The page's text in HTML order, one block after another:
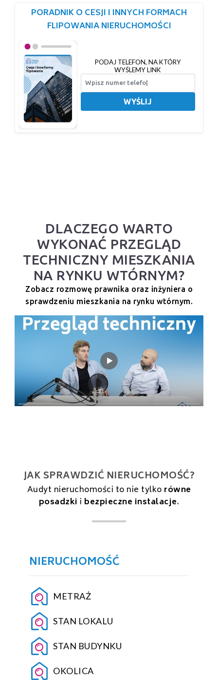
PORADNIK O CESJI I INNYCH FORMACH
FLIPOWANIA NIERUCHOMOŚCI
PODAJ TELEFON, NA KTÓRY
WYŚLEMY LINK
WYŚLIJ
DLACZEGO WARTO
WYKONAĆ PRZEGLĄD
TECHNICZNY MIESZKANIA
NA RYNKU WTÓRNYM?
Zobacz rozmowę prawnika oraz inżyniera o
sprawdzeniu mieszkania na rynku wtórnym.
JAK SPRAWDZIĆ NIERUCHOMOŚĆ?
Audyt nieruchomości to nie tylko równe
posadzki i bezpieczne instalacje.
NIERUCHOMOŚĆ
METRAŻ
STAN LOKALU
STAN BUDYNKU
OKOLICA